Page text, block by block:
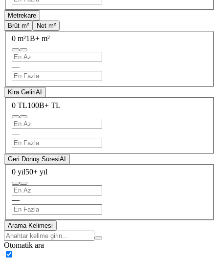
Metrekare
Brüt m²
Net m²
0 m²1B+ m²
—
Kira GeliriAI
0 TL100B+ TL
—
Geri Dönüş SüresiAI
0 yıl50+ yıl
—
Arama Kelimesi
Otomatik ara